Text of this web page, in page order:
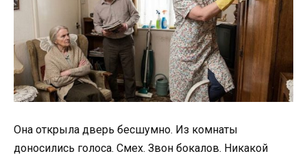
Она открыла дверь бесшумно. Из комнаты
доносились голоса. Смех. Звон бокалов. Никакой